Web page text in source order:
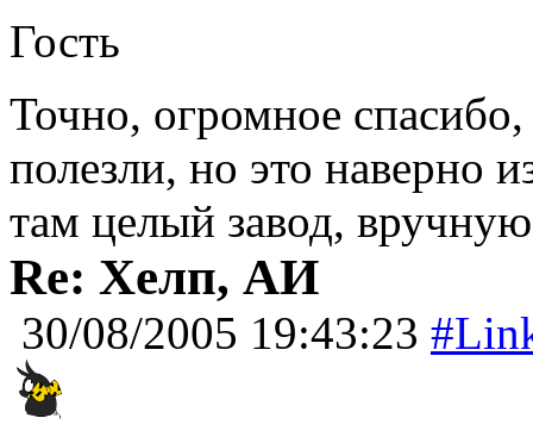
Гость
Точно, огромное
полезли, но это наверно
там целый завод,
Re: Хелп, АИ
30/08/2005 19:43:23